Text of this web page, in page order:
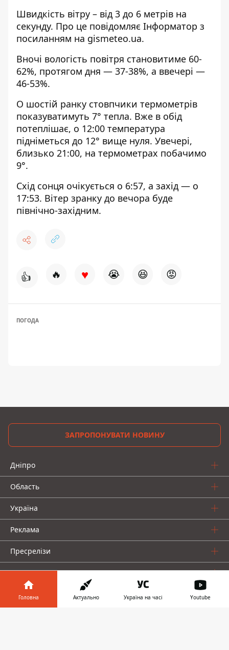
Швидкість вітру – від 3 до 6 метрів на
секунду. Про це повідомляє Інформатор з
посиланням на gismeteo.ua.
Вночі вологість повітря становитиме 60-
62%, протягом дня — 37-38%, а ввечері —
46-53%.
О шостій ранку стовпчики термометрів
показуватимуть 7° тепла. Вже в обід
потеплішає, о 12:00 температура
підніметься до 12° вище нуля. Увечері,
близько 21:00, на термометрах побачимо
9°.
Схід сонця очікується о 6:57, а захід — о
17:53. Вітер зранку до вечора буде
північно-західним.
👍 🔥 ♥ 😭 😆 😡
ПОГОДА
ЗАПРОПОНУВАТИ НОВИНУ
Дніпро
Область
Україна
Реклама
Пресрелізи
Про нас
Головна Актуально Україна на часі Youtube